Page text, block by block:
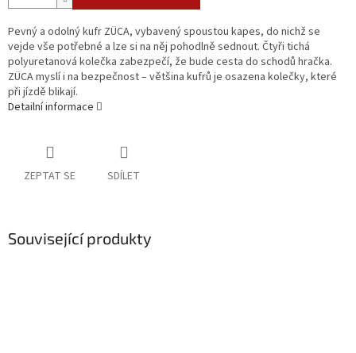
Pevný a odolný kufr ZÜCA, vybavený spoustou kapes, do nichž se
vejde vše potřebné a lze si na něj pohodlně sednout. Čtyři tichá
polyuretanová kolečka zabezpečí, že bude cesta do schodů hračka.
ZÜCA myslí i na bezpečnost – většina kufrů je osazena kolečky, které
při jízdě blikají.
Detailní informace
ZEPTAT SE SDÍLET
Související produkty